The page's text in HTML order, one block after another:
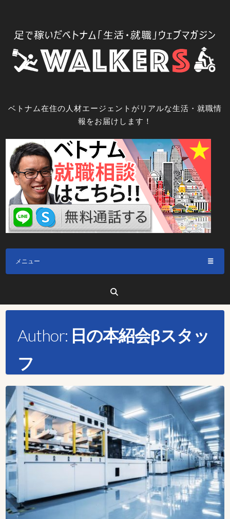
ベトナム在住の人材エージェントがリアルな生活・就職情
報をお届けします！
メニュー
Author: 日の本紹会βスタッ
フ